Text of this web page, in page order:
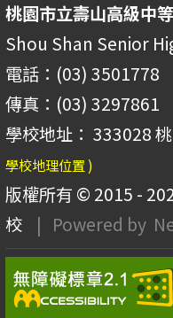
桃園市立壽山高級中
Shou Shan Senior
電話：(03) 3501778
傳真：(03) 3297861
學校地址： 333028
學校地理位置 )
版權所有 © 2015 -
校
| Powered by